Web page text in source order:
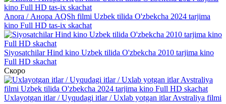
Anora / Анора AQSh filmi Uzbek tilida O'zbekcha 2024 tarjima
kino Full HD tas-ix skachat
Siyosatchilar Hind kino Uzbek tilida O'zbekcha 2010 tarjima kino
Full HD skachat
Скоро
Uxlayotgan itlar / Uyqudagi itlar / Uxlab yotgan itlar Avstraliya filmi